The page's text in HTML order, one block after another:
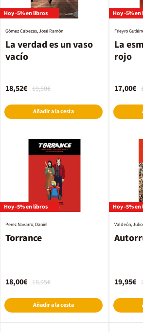
Hoy -5% en libros
La verdad es un vaso
vacío
Gómez Cabezas, José Ramón
19,50€
18,52€
Añadir a la cesta
Hoy -5%
La
rojo
Frieyro
17,00€
Hoy -5% en libros
Torrance
Perez Navarro, Daniel
18,95€
18,00€
Añadir a la cesta
Hoy -5%
Valdeón, Julio
19,95€